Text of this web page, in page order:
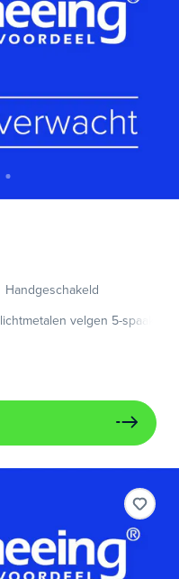
Handgeschakeld
lichtmetalen velgen 5-spaaks